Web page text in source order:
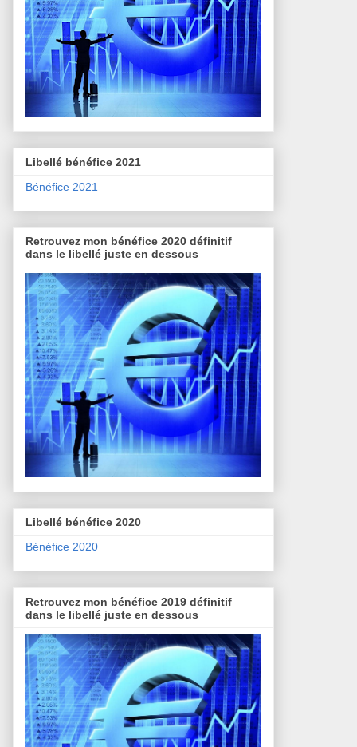
Libellé bénéfice 2021
Bénéfice 2021
Retrouvez mon bénéfice 2020 définitif
dans le libellé juste en dessous
Libellé bénéfice 2020
Bénéfice 2020
Retrouvez mon bénéfice 2019 définitif
dans le libellé juste en dessous